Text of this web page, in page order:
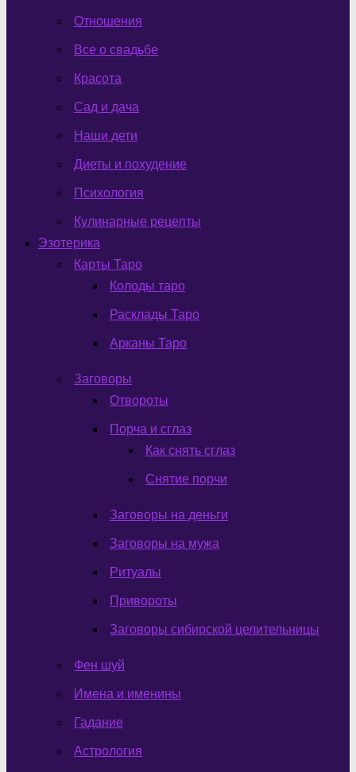
Отношения
Все о свадьбе
Красота
Сад и дача
Наши дети
Диеты и похудение
Психология
Кулинарные рецепты
Эзотерика
Карты Таро
Колоды таро
Расклады Таро
Арканы Таро
Заговоры
Отвороты
Порча и сглаз
Как снять сглаз
Снятие порчи
Заговоры на деньги
Заговоры на мужа
Ритуалы
Привороты
Заговоры сибирской целительницы
Фен шуй
Имена и именины
Гадание
Астрология